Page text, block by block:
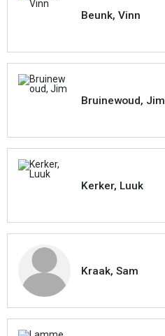
Beunk, Vinn
Bruinewoud, Jim
Kerker, Luuk
Kraak, Sam